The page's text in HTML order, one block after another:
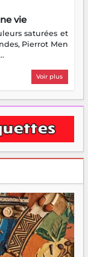
vie
saturées et
Pierrot Men
Voir plus